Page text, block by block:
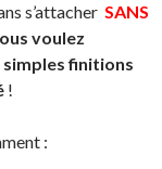
s’attacher SANS
voulez
simples finitions
!
: